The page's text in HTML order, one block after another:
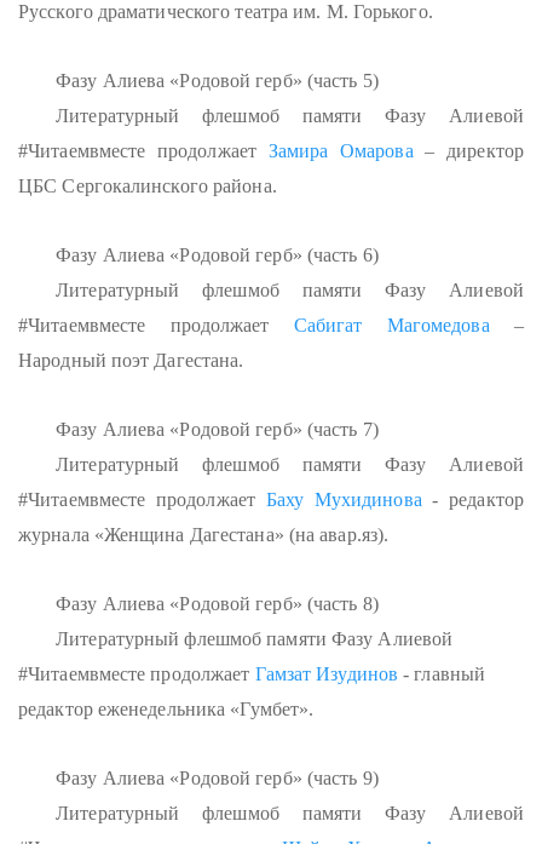
Русского драматического театра им. М. Горького.
Фазу Алиева «Родовой герб» (часть 5)
Литературный флешмоб памяти Фазу Алиевой
#Читаемвместе продолжает Замира Омарова – директор
ЦБС Сергокалинского района.
Фазу Алиева «Родовой герб» (часть 6)
Литературный флешмоб памяти Фазу Алиевой
#Читаемвместе продолжает Сабигат Магомедова –
Народный поэт Дагестана.
Фазу Алиева «Родовой герб» (часть 7)
Литературный флешмоб памяти Фазу Алиевой
#Читаемвместе продолжает Баху Мухидинова - редактор
журнала «Женщина Дагестана» (на авар.яз).
Фазу Алиева «Родовой герб» (часть 8)
Литературный флешмоб памяти Фазу Алиевой
#Читаемвместе продолжает Гамзат Изудинов - главный
редактор еженедельника «Гумбет».
Фазу Алиева «Родовой герб» (часть 9)
Литературный флешмоб памяти Фазу Алиевой